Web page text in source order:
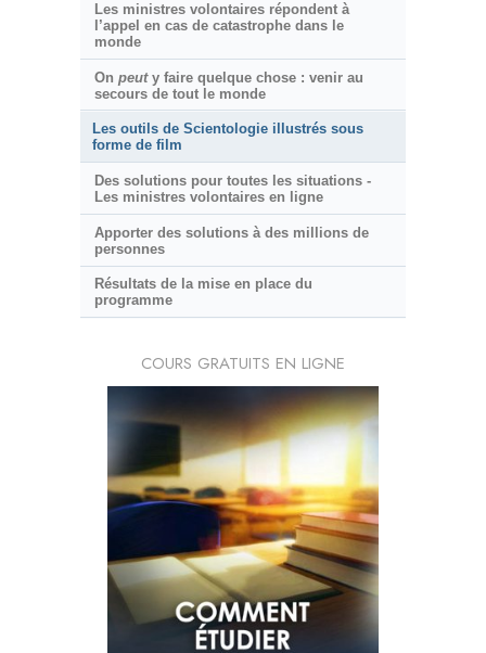
Les ministres volontaires répondent à
l’appel en cas de catastrophe dans le
monde
On peuty faire quelque chose : venir au
secours de tout le monde
Les outils de Scientologie illustrés sous
forme de film
Des solutions pour toutes les situations -
Les ministres volontaires en ligne
Apporter des solutions à des millions de
personnes
Résultats de la mise en place du
programme
COURS GRATUITS EN LIGNE